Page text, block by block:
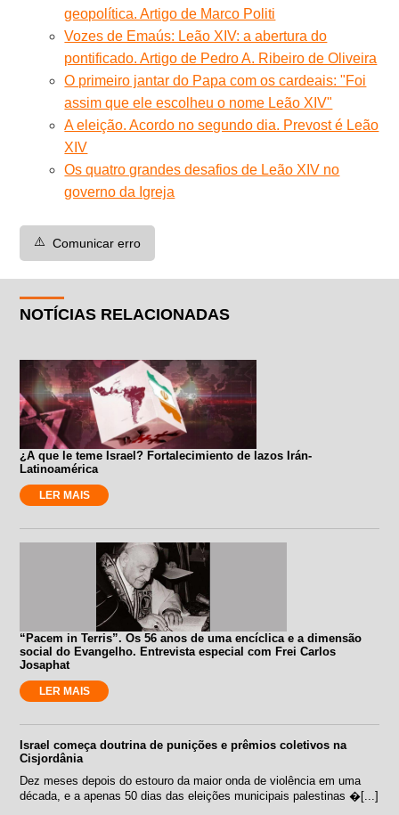
geopolítica. Artigo de Marco Politi
Vozes de Emaús: Leão XIV: a abertura do
pontificado. Artigo de Pedro A. Ribeiro de Oliveira
O primeiro jantar do Papa com os cardeais: "Foi
assim que ele escolheu o nome Leão XIV"
A eleição. Acordo no segundo dia. Prevost é Leão
XIV
Os quatro grandes desafios de Leão XIV no
governo da Igreja
⚠️ Comunicar erro
NOTÍCIAS RELACIONADAS
¿A que le teme Israel? Fortalecimiento de lazos Irán-
Latinoamérica
LER MAIS
“Pacem in Terris”. Os 56 anos de uma encíclica e a dimensão
social do Evangelho. Entrevista especial com Frei Carlos
Josaphat
LER MAIS
Israel começa doutrina de punições e prêmios coletivos na
Cisjordânia
Dez meses depois do estouro da maior onda de violência em uma
década, e a apenas 50 dias das eleições municipais palestinas �[...]